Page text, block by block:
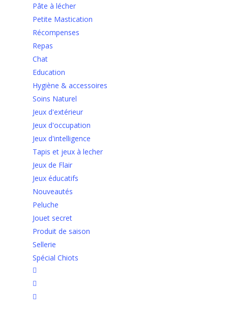
Pâte à lécher
Petite Mastication
Récompenses
Repas
Chat
Education
Hygiène & accessoires
Soins Naturel
Jeux d'extérieur
Jeux d'occupation
Jeux d'intelligence
Tapis et jeux à lecher
Jeux de Flair
Jeux éducatifs
Nouveautés
Peluche
Jouet secret
Produit de saison
Sellerie
Spécial Chiots
facebook
google-
plus
instagram